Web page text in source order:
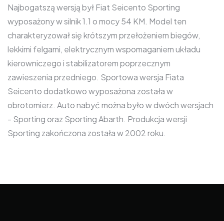
Najbogatszą wersją był Fiat Seicento Sporting
wyposażony w silnik 1.1 o mocy 54 KM. Model ten
charakteryzował się krótszym przełożeniem biegów,
lekkimi felgami, elektrycznym wspomaganiem układu
kierowniczego i stabilizatorem poprzecznym
zawieszenia przedniego. Sportowa wersja Fiata
Seicento dodatkowo wyposażona została w
obrotomierz. Auto nabyć można było w dwóch wersjach
- Sporting oraz Sporting Abarth. Produkcja wersji
Sporting zakończona została w 2002 roku.